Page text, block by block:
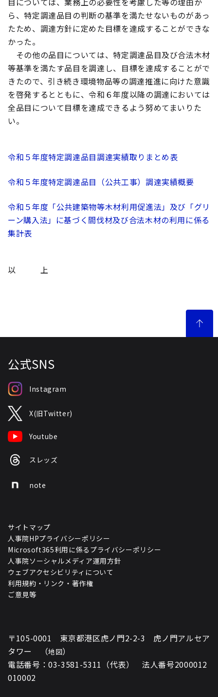
ら、特定調達品目の判断の基準を満たせないものがあっ
たため、調達方針に定めた目標を達成することができな
かった。
その他の品目については、特定調達品目及び合法木材
等基準を満たす品目を調達し、目標を達成することがで
きたので、引き続き環境物品等の調達推進に向けた意識
を啓発するとともに、令和６年度以降の調達においては
全品目について目標を達成できるよう努めてまいりた
い。
令和５年度特定調達品目調達実績取りまとめ表
令和５年度特定調達品目（公共工事）調達実績概要
令和５年度「公共建築物等木材利用促進法」及び「グリ
ーン購入法」に基づく間伐材及び合法木材の利用に係る
集計表
以 上
公式SNS
Instagram
X(旧Twitter)
Youtube
スレッズ
note
サイトマップ
人事院HPプライバシーポリシー
Microsoft365利用に係るプライバシーポリシー
人事院ソーシャルメディア運用方針
ウェブアクセシビリティについて
利用規約・リンク・著作権
ご意見等
〒105-0001 東京都港区虎ノ門2-2-3 虎ノ門アルセア
タワー （地図）
電話番号：03-3581-5311（代表） 法人番号2000012
010002